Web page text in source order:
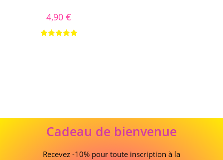
4,90€
deCadeau de bienvenue
Recevez -10% pour toute inscription à la